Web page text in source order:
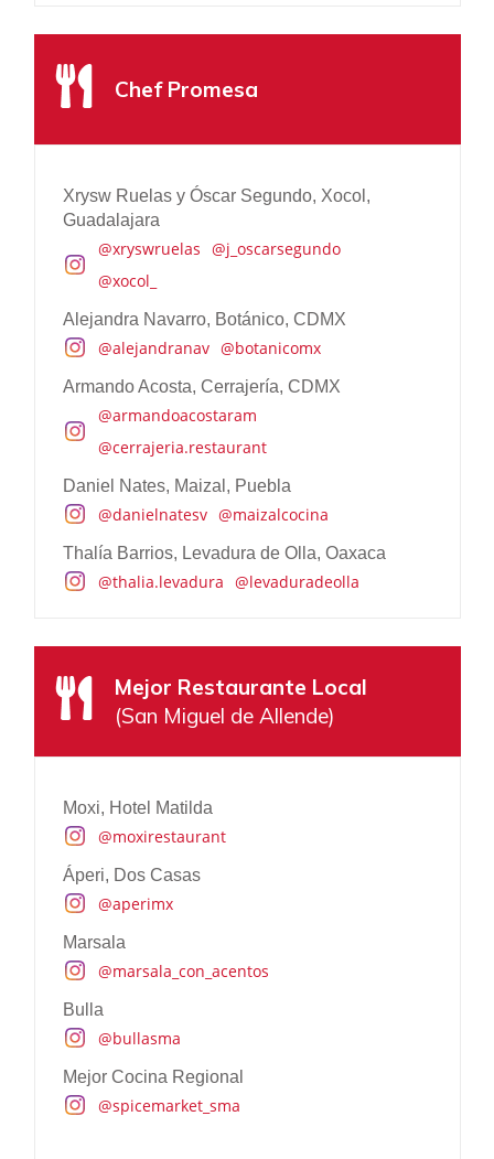
Chef Promesa
Xrysw Ruelas y Óscar Segundo, Xocol,
Guadalajara
@xryswruelas @j_oscarsegundo
@xocol_
Alejandra Navarro, Botánico, CDMX
@alejandranav @botanicomx
Armando Acosta, Cerrajería, CDMX
@armandoacostaram
@cerrajeria.restaurant
Daniel Nates, Maizal, Puebla
@danielnatesv @maizalcocina
Thalía Barrios, Levadura de Olla, Oaxaca
@thalia.levadura @levaduradeolla
Mejor Restaurante Local
(San Miguel de Allende)
Moxi, Hotel Matilda
@moxirestaurant
Áperi, Dos Casas
@aperimx
Marsala
@marsala_con_acentos
Bulla
@bullasma
Mejor Cocina Regional
@spicemarket_sma
Chileno Bay Resort & Residences, Los Cabos
@rwmayakoba
La Casa de la Playa, Riviera Maya
@lacasadelaplaya
Chablé Yucatán
@chablehotels
One & Only Mandarina, Nayarit
@oomandarina
Mejor Programa Bienestar
Banyan Tree Mayakoba, Riviera Maya
@banyantreemayakoba
Zadún, A Ritz Carlton Reserve, Los Cabos
Esperanza Resort, Los Cabos
Etéreo, Riviera Maya